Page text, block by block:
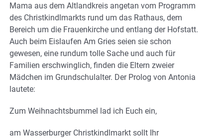
Mama aus dem Altlandkreis angetan vom Programm
des Christkindlmarkts rund um das Rathaus, dem
Bereich um die Frauenkirche und entlang der Hofstatt.
Auch beim Eislaufen Am Gries seien sie schon
gewesen, eine rundum tolle Sache und auch für
Familien erschwinglich, finden die Eltern zweier
Mädchen im Grundschulalter. Der Prolog von Antonia
lautete:
Zum Weihnachtsbummel lad ich Euch ein,
am Wasserburger Christkindlmarkt sollt Ihr